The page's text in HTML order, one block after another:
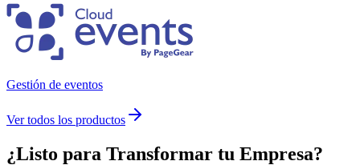
Gestión de eventos
Ver todos los productos
¿Listo para Transformar tu Empresa?